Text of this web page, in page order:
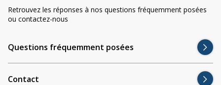
Retrouvez les réponses à nos questions fréquemment posées
ou contactez-nous
Questions fréquemment posées
Contact